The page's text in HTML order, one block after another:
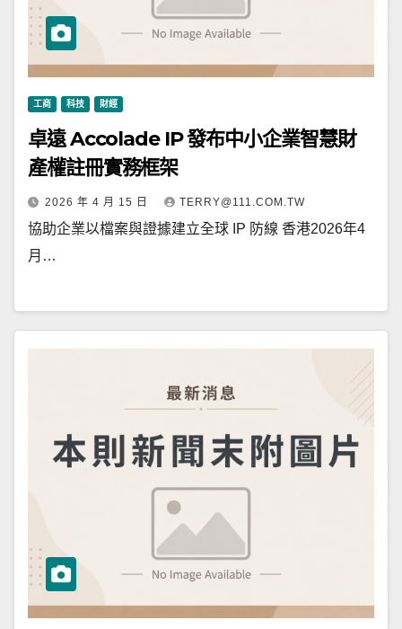
工商 科技 財經
卓遠 Accolade IP 發布中小企業智慧財
產權註冊實務框架
2026 年 4 月 15 日 TERRY@111.COM.TW
協助企業以檔案與證據建立全球 IP 防線 香港2026年4
月…